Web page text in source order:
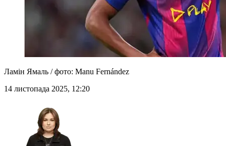
Ламін Ямаль / фото: Manu Fernández
14 листопада 2025, 12:20